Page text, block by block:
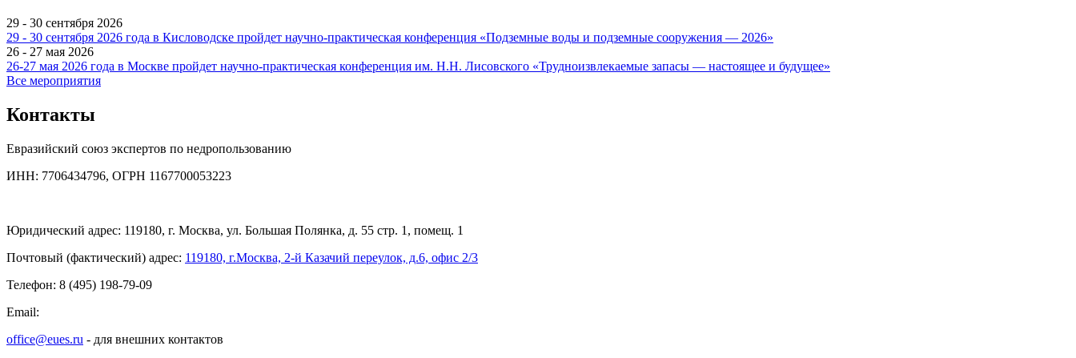
29 - 30 сентября 2026
29 - 30 сентября 2026 года в Кисловодске пройдет научно-практическая конференция «Подземные воды и подземные сооружения — 2026»
26 - 27 мая 2026
26-27 мая 2026 года в Москве пройдет научно-практическая конференция им. Н.Н. Лисовского «Трудноизвлекаемые запасы — настоящее и будущее»
Все мероприятия
Контакты
Евразийский союз экспертов по недропользованию
ИНН: 7706434796, ОГРН 1167700053223
Юридический адрес: 119180, г. Москва, ул. Большая Полянка, д. 55 стр. 1, помещ. 1
Почтовый (фактический) адрес: 119180, г.Москва, 2-й Казачий переулок, д.6, офис 2/3
Телефон: 8 (495) 198-79-09
Email:
office@eues.ru - для внешних контактов